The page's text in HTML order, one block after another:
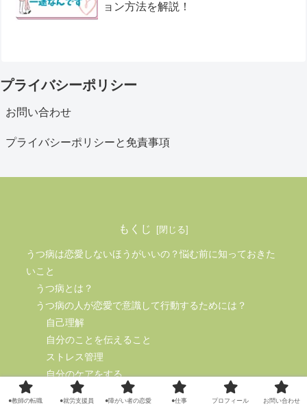
ョン方法を解説！
プライバシーポリシー
お問い合わせ
プライバシーポリシーと免責事項
もくじ
うつ病は恋愛しないほうがいいの？悩む前に知っておきた
いこと
うつ病とは？
うつ病の人が恋愛で意識して行動するためには？
自己理解
自分のことを伝えること
ストレス管理
自分のケアをする
うつ病は恋愛しない方がいい理由は？恋愛はうつ病に効果
●教師の転職 ●就労支援員 ●障がい者の恋愛 ●仕事 プロフィール お問い合わせ